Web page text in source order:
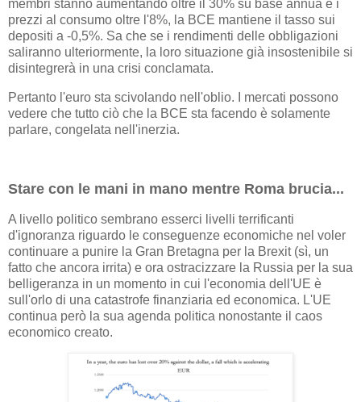
membri stanno aumentando oltre il 30% su base annua e i
prezzi al consumo oltre l'8%, la BCE mantiene il tasso sui
depositi a -0,5%. Sa che se i rendimenti delle obbligazioni
saliranno ulteriormente, la loro situazione già insostenibile si
disintegrerà in una crisi conclamata.
Pertanto l'euro sta scivolando nell'oblio. I mercati possono
vedere che tutto ciò che la BCE sta facendo è solamente
parlare, congelata nell'inerzia.
Stare con le mani in mano mentre Roma brucia...
A livello politico sembrano esserci livelli terrificanti
d'ignoranza riguardo le conseguenze economiche nel voler
continuare a punire la Gran Bretagna per la Brexit (sì, un
fatto che ancora irrita) e ora ostracizzare la Russia per la sua
belligeranza in un momento in cui l'economia dell'UE è
sull'orlo di una catastrofe finanziaria ed economica. L'UE
continua però la sua agenda politica nonostante il caos
economico creato.